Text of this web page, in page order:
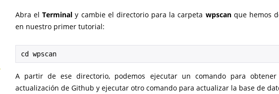
Abra elTerminal y cambie el directorio para la carpeta wpscanque hemos
en nuestro primer tutorial:
cd wpscan
A partir de ese directorio, podemos ejecutar un comando para
actualización de Github y ejecutar otro comando para actualizar la base de